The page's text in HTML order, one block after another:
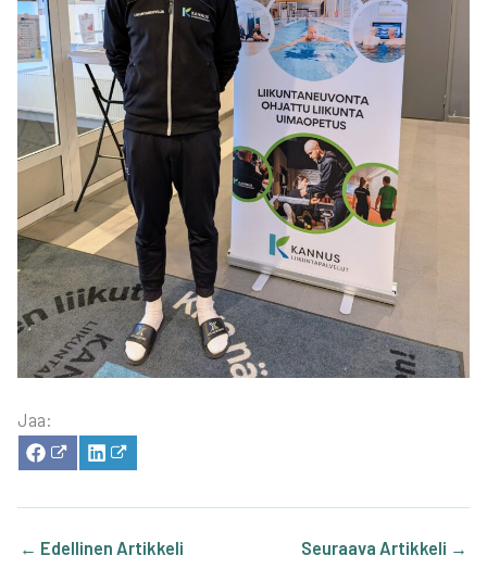
Jaa:
SHA­
RE
FACE­
SHA­
RE
LIN­
← Edellinen Artikkeli Seuraava Artikkeli →